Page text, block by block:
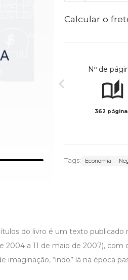
Calcular o
Nº de
362
Tags: Economia
do livro é um texto
2004 a 11 de maio de 2007),
imaginação, “indo” lá na época